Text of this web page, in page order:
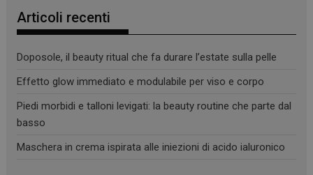
Articoli recenti
Doposole, il beauty ritual che fa durare l’estate sulla pelle
Effetto glow immediato e modulabile per viso e corpo
Piedi morbidi e talloni levigati: la beauty routine che parte dal
basso
Maschera in crema ispirata alle iniezioni di acido ialuronico